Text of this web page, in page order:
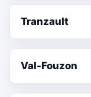
Tranzault
Val-Fouzon